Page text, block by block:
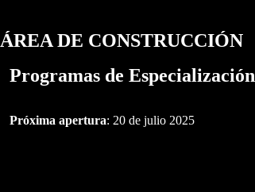
ÁREA DE CONSTRUCCIÓN
Programas de Especialización
Próxima apertura: 20 de julio 2025